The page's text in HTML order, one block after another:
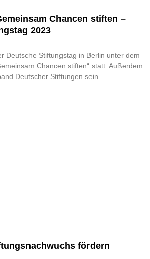
Chancen stiften –
2023
Deutsche Stiftungstag in Berlin unter dem
Chancen stiften“ statt. Außerdem
Deutscher Stiftungen sein
fördern